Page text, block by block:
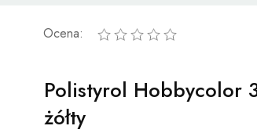
Polistyrol Hobbycolor
żółty
Ocena: